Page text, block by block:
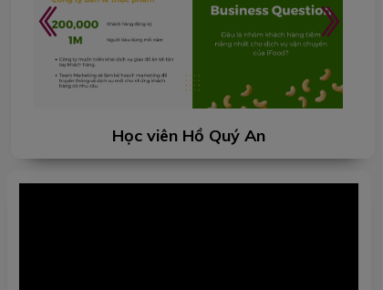
Học viên Hồ Quý An